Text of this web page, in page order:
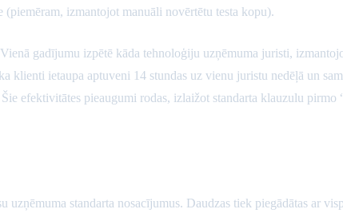
izmantojot manuāli novērtētu testa kopu).
gadījumu izpētē kāda tehnoloģiju uzņēmuma juristi,
klienti ietaupa aptuveni 14 stundas uz vienu juristu nedēļā un
Šie efektivitātes pieaugumi rodas, izlaižot standarta klauzulu pirmo
standarta nosacījumus. Daudzas tiek piegādātas ar